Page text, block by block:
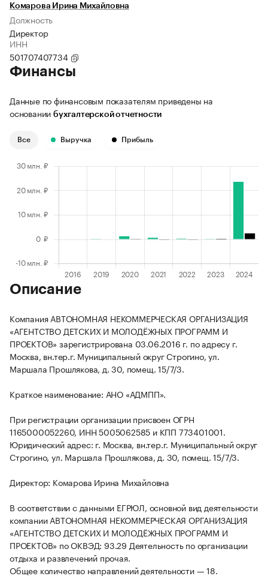
Комарова Ирина Михайловна
Должность
Директор
ИНН
501707407734
Финансы
Данные по финансовым показателям приведены на
основании бухгалтерской отчетности
Все Выручка Прибыль
Описание
Компания АВТОНОМНАЯ НЕКОММЕРЧЕСКАЯ ОРГАНИЗАЦИЯ
«АГЕНТСТВО ДЕТСКИХ И МОЛОДЁЖНЫХ ПРОГРАММ И
ПРОЕКТОВ» зарегистрирована 03.06.2016 г. по адресу г.
Москва, вн.тер.г. Муниципальный округ Строгино, ул.
Маршала Прошлякова, д. 30, помещ. 15/7/3.
Краткое наименование: АНО «АДМПП».
При регистрации организации присвоен ОГРН
1165000052260, ИНН 5005062585 и КПП 773401001.
Юридический адрес: г. Москва, вн.тер.г. Муниципальный округ
Строгино, ул. Маршала Прошлякова, д. 30, помещ. 15/7/3.
Директор: Комарова Ирина Михайловна
В соответствии с данными ЕГРЮЛ, основной вид деятельности
компании АВТОНОМНАЯ НЕКОММЕРЧЕСКАЯ ОРГАНИЗАЦИЯ
«АГЕНТСТВО ДЕТСКИХ И МОЛОДЁЖНЫХ ПРОГРАММ И
ПРОЕКТОВ» по ОКВЭД: 93.29 Деятельность по организации
отдыха и развлечений прочая.
Общее количество направлений деятельности — 18.